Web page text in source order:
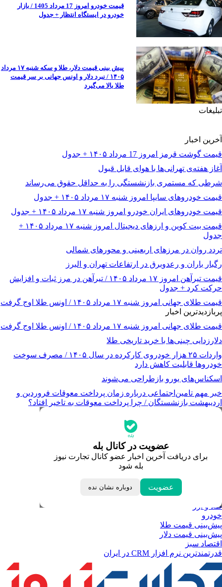
قیمت خودرو امروز 17 مرداد 1405 / بازار
خودرو در ایستگاه انتظار + جدول
پیش ‌بینی قیمت دلار، طلا و سکه شنبه ۱۷ مرداد
۱۴۰۵ / نبرد دلار و اونس جهانی بر سر قیمت
طلا بالا می‌گیرد
تبلیغات
آخرین اخبار
قیمت گوشت قرمز امروز 17 مرداد ۱۴۰۵ + جدول
آغاز هفته‌ی تهرانی‌ها با هوای قابل قبول
شرطی که مستمری بازنشستگی را به حداقل حقوق می‌رساند
قیمت خودرو‌های سایپا امروز شنبه ۱۷ مرداد ۱۴۰۵ + جدول
قیمت خودرو‌های ایران خودرو امروز شنبه ۱۷ مرداد ۱۴۰۵ + جدول
قیمت بیت کوین و ارز‌های دیجیتال امروز شنبه ۱۷ مرداد ۱۴۰۵ +
جدول
تردد روان در مرزهای اربعینی و محورهای شمالی
رگبار باران و رعدوبرق در ارتفاعات تهران و البرز
قیمت تیرآهن امروز ۱۷ مرداد ۱۴۰۵ / تیرآهن در مرز ثبات و افزایش
حرکت کرد + جدول
قیمت طلای جهانی امروز شنبه ۱۷ مرداد ۱۴۰۵ / اونس طلا اوج گرفت
پربازدیدترین اخبار
قیمت طلای جهانی امروز شنبه ۱۷ مرداد ۱۴۰۵ / اونس طلا اوج گرفت
دلارزدایی چینی‌ها با خرید تاریخی طلا
واردات ۲۵ هزار خودروی کارکرده در سال ۱۴۰۵ / مصرف سوخت
خودرو‌ها قابلیت کاهش دارد
اسکناس‌های یورو بازطراحی می‌شوند
خبر مهم تامین‌اجتماعی درباره زمان پرداخت معوقات فروردین و
اردیبهشت بازنشستگان / چرا پرداخت معوقات به تاخیر افتاد؟
عضویت در کانال بله
برای دریافت آخرین اخبار عضو کانال تجارت نیوز
بله شود
عضویت دوباره نشان نده
جدیدترین قیمت‌ها
قیمت درهم امارات
لحظه تحویل سال
داغ‌ترین‌های اقتصادی
طلا و ارز
خودرو
پیش‌بینی قیمت طلا
پیش‌بینی قیمت دلار
اقتصاد سبز
قدرتمندترین نرم‌ افزار CRM در ایران